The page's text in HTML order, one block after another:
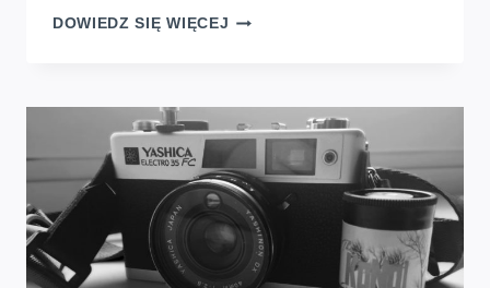
DOWIEDZ SIĘ WIĘCEJ KONICA
KLASYCZNY
APARAT
ANALOGOWY
Z
AUTOFOKUSEM